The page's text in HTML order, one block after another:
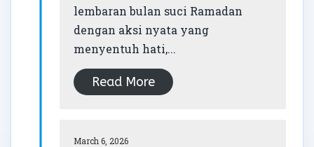
lembaran bulan suci Ramadan
dengan aksi nyata yang
menyentuh hati,...
Read More
March 6, 2026